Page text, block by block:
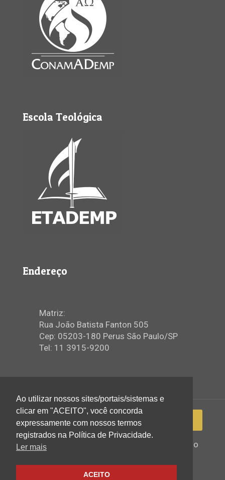
Escola Teológica
Endereço
Matriz:
Rua João Batista Fanton 505
Cep: 05203-180 Perus São Paulo/SP
Tel: 11 3915-9200
2022 © Igreja Assembleia de Deus Ministério
Ao utilizar nossos sites/portais/sistemas e
clicar em "ACEITO", você concorda
expressamente com nossos termos
registrados na Política de Privacidade.
Ler mais
ACEITO